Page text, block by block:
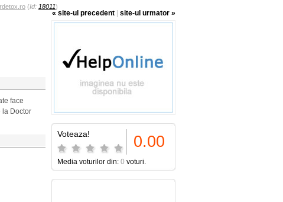
(Id: 18011)
« site-ul precedent site-ul urmator »
face
la Doctor
Voteaza! 0.00
Media voturilor din: 0 voturi.